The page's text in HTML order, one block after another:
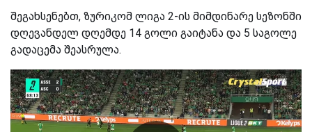
შეგახსენებთ, ზურიკომ ლიგა 2-ის მიმდინარე სეზონში
დღევანდელ დღემდე 14 გოლი გაიტანა და 5 საგოლე
გადაცემა შეასრულა.